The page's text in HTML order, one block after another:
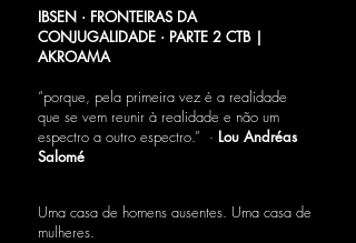
IBSEN · FRONTEIRAS DA
CONJUGALIDADE · PARTE 2 CTB |
AKROAMA
“porque, pela primeira vez é a realidade
que se vem reunir à realidade e não um
espectro a outro espectro.” · Lou Andréas
Salomé
Uma casa de homens ausentes. Uma casa de
mulheres.